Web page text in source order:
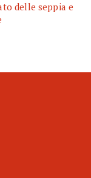
delle seppia e